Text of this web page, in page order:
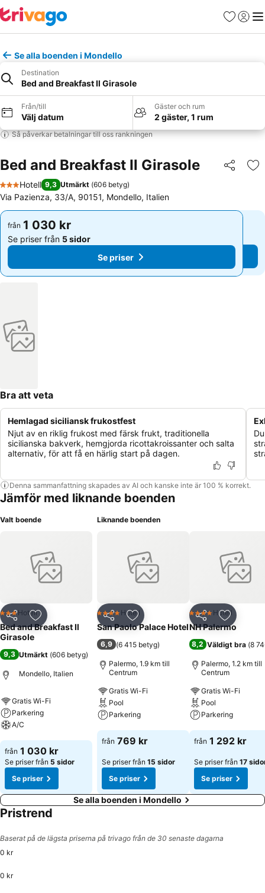
Favoriter
Logga
Se alla boenden i Mondello
Destination
Bed and Breakfast Il Girasole
Från/till
Välj datum
Gäster och rum
2 gäster, 1 rum
Så påverkar betalningar till oss rankningen
Bed and Breakfast Il Girasole Dela
3 Stjärnor
Hotell 9,3 Utmärkt (606 betyg)
Via Pazienza, 33/A, 90151, Mondello, Italien
från 1 030 kr
Se priser från 5 sidor
Se priser
från 1 030 kr
Se priser från 5 sidor
Se priser
Bra att veta
Hemlagad siciliansk frukostfest
Njut av en riklig frukost med färsk frukt, traditionella
sicilianska bakverk, hemgjorda ricottakroissanter och salta
alternativ, för att få en härlig start på dagen.
Denna sammanfattning skapades av AI och kanske inte är 100 % korrekt.
Jämför med liknande boenden
Valt boende
Dela Lägg till i Mina Favoriter
3 Stjärnor
Hotell
Bed and Breakfast Il
Girasole
9,3 Utmärkt (606 betyg)
Mondello, Italien
Gratis Wi-Fi
Parkering
A/C
Se priser
från 1 030 kr
Se priser från 5 sidor
Se priser
Liknande boenden
Dela Lägg till i Mina Favoriter
4 StjärnorHotell
San Paolo Palace Hotel
6,9 (6 415 betyg)
Palermo, 1.9 km till
Centrum
Gratis Wi-Fi
Pool
Parkering
Se priser
från 769 kr
Se priser från 15 sidor
Se priser
Dela Lägg till
4 StjärnorHotell
NH Palermo
8,2 Väldigt bra (8
Palermo, 1.2 km till
Centrum
Gratis Wi-Fi
Pool
Parkering
Se priser
från 1 292 kr
Se priser från 17
Se priser
Se alla boenden i Mondello
Pristrend
Baserat på de lägsta priserna på trivago från de 30 senaste dagarna
0 kr
0 kr